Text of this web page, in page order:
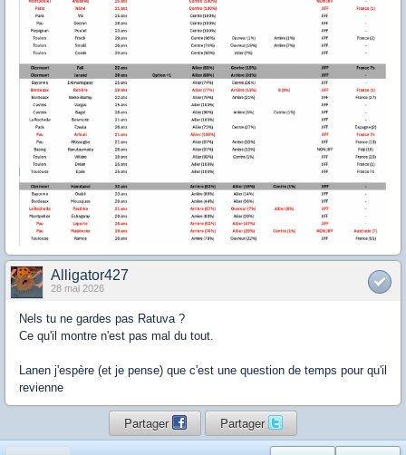
Alligator427
28 mai 2026
Nels tu ne gardes pas Ratuva ?
Ce qu'il montre n'est pas mal du tout.
Lanen j'espère (et je pense) que c'est une question de temps pour qu'il
revienne
Partager Partager